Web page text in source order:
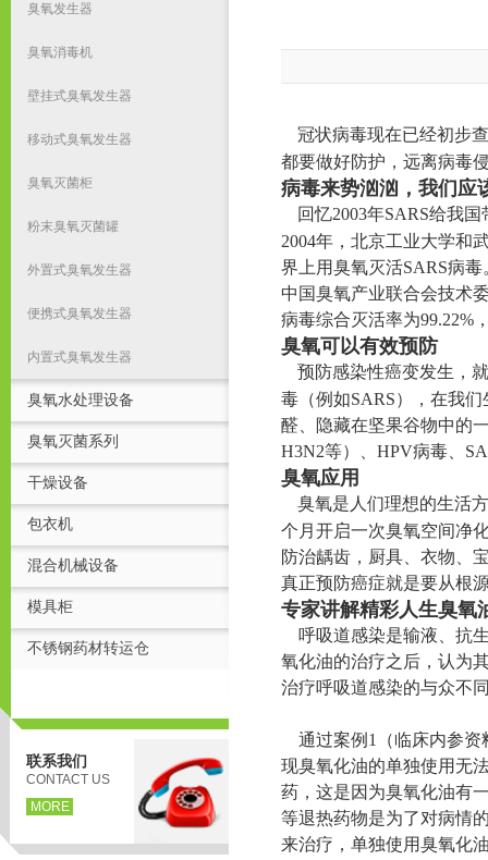
臭氧发生器
臭氧消毒机
壁挂式臭氧发生器
移动式臭氧发生器
臭氧灭菌柜
粉末臭氧灭菌罐
外置式臭氧发生器
便携式臭氧发生器
内置式臭氧发生器
臭氧水处理设备
臭氧灭菌系列
干燥设备
包衣机
混合机械设备
模具柜
不锈钢药材转运仓
联系我们
CONTACT US
MORE
冠状病毒现在已经初步
都要做好防护，远离病毒
病毒来势汹汹，我们应
回忆2003年SARS给我
2004年，北京工业大学和
界上用臭氧灭活SARS病毒
中国臭氧产业联合会技术
病毒综合灭活率为99.22%
臭氧可以有效预防
预防感染性癌变发生，
毒（例如SARS），在我
醛、隐藏在坚果谷物中的
H3N2等）、HPV病毒、
臭氧应用
臭氧是人们理想的生活
个月开启一次臭氧空间净
防治龋齿，厨具、衣物、
真正预防癌症就是要从根
专家讲解精彩人生臭氧
呼吸道感染是输液、抗
氧化油的治疗之后，认为
治疗呼吸道感染的与众不
通过案例1（临床内参资
现臭氧化油的单独使用无
药，这是因为臭氧化油有
等退热药物是为了对病情
来治疗，单独使用臭氧化